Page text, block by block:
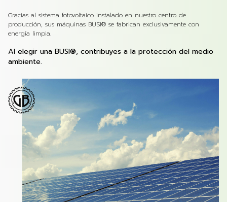
Gracias al sistema fotovoltaico instalado en nuestro centro de
producción, sus máquinas BUSI® se fabrican exclusivamente con
energía limpia.
Al elegir una BUSI®, contribuyes a la protección del medio
ambiente.